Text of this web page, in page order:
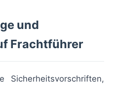
und
Frachtführer
Sicherheitsvorschriften,